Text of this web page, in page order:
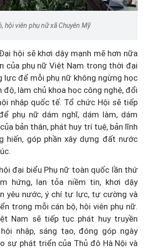
hội viên phụ nữ xã Chuyên Mỹ
hội sẽ khơi dậy mạnh mẽ hơn nữa
của phụ nữ Việt Nam trong thời đại
lực để mỗi phụ nữ không ngừng học
độ, làm chủ khoa học công nghệ, đổi
nhập quốc tế. Tổ chức Hội sẽ tiếp
phụ nữ dám nghĩ, dám làm, dám
bản thân, phát huy trí tuệ, bản lĩnh
hiến, góp phần xây dựng đất nước
đại biểu Phụ nữ toàn quốc lần thứ
hứng, lan tỏa niềm tin, khơi dậy
yêu nước, ý chí tự lực, tự cường và
trong mỗi cán bộ, hội viên phụ nữ.
Nam sẽ tiếp tục phát huy truyền
nhập, sáng tạo, đóng góp ngày
sự phát triển của Thủ đô Hà Nội và